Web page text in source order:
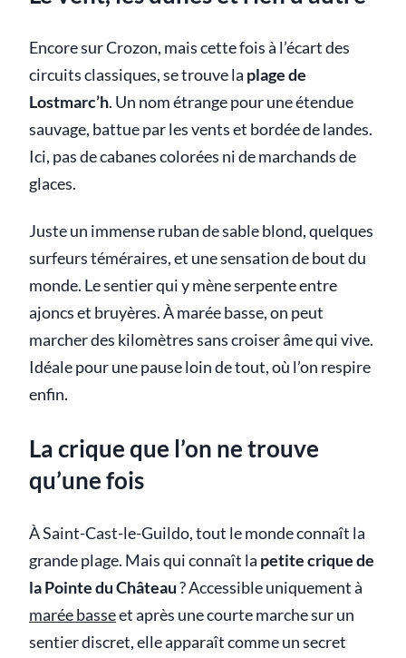
Encore sur Crozon, mais cette fois à l’écart des
circuits classiques, se trouve la plage de
Lostmarc’h. Un nom étrange pour une étendue
sauvage, battue par les vents et bordée de landes.
Ici, pas de cabanes colorées ni de marchands de
glaces.
Juste un immense ruban de sable blond, quelques
surfeurs téméraires, et une sensation de bout du
monde. Le sentier qui y mène serpente entre
ajoncs et bruyères. À marée basse, on peut
marcher des kilomètres sans croiser âme qui vive.
Idéale pour une pause loin de tout, où l’on respire
enfin.
La crique que l’on ne trouve
qu’une fois
À Saint-Cast-le-Guildo, tout le monde connaît la
grande plage. Mais qui connaît la petite crique de
la Pointe du Château? Accessible uniquement à
marée basseet après une courte marche sur un
sentier discret, elle apparaît comme un secret